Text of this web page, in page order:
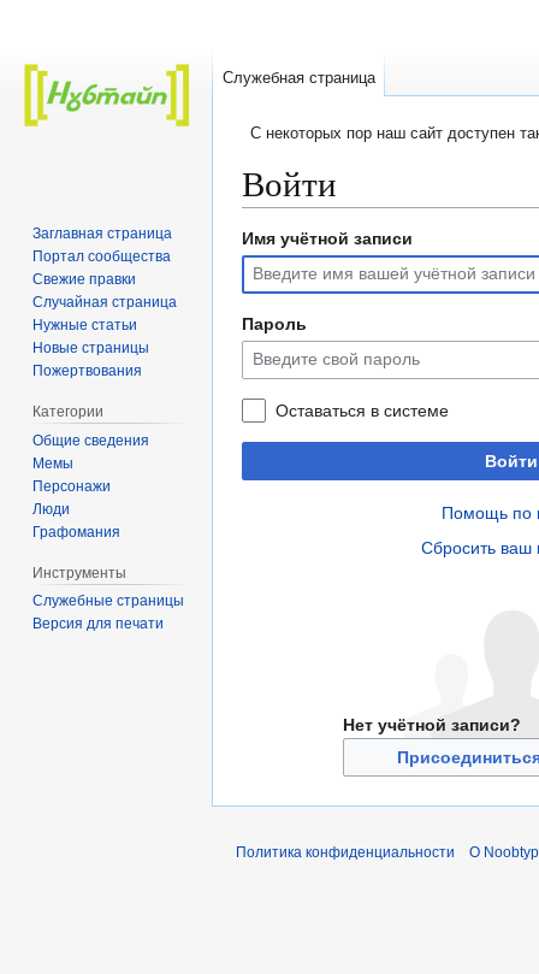
C некоторых пор наш сайт доступен
Войти
Перейти
навигации
Перейти
поиску
Имя учётной записи
Пароль
Оставаться в системе
Войти
Помощь по
Сбросить ваш
Нет учётной записи?
Служебная страница
Заглавная страница
Портал сообщества
Свежие правки
Случайная страница
Нужные статьи
Новые страницы
Пожертвования
Категории
Общие сведения
Мемы
Персонажи
Люди
Графомания
Инструменты
Служебные страницы
Версия для печати
Политика конфиденциальности О